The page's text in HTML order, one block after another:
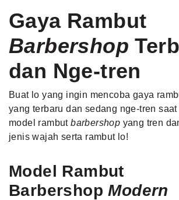
Gaya Rambut
Barbershop
dan Nge-tren
Buat lo yang ingin mencoba gaya
yang terbaru dan sedang nge-tren
model rambutbarbershop yang tren
jenis wajah serta rambut lo!
Model Rambut
BarbershopModern